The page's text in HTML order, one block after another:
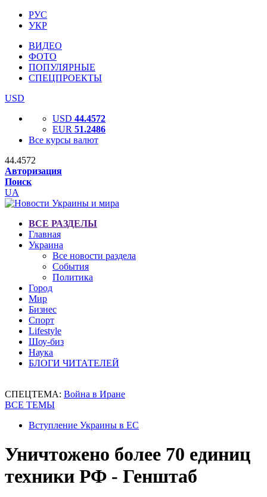
РУС
УКР
ВИДЕО
ФОТО
ПОПУЛЯРНЫЕ
СПЕЦПРОЕКТЫ
USD
USD 44.4572
EUR 51.2486
Все курсы валют
44.4572
Авторизация
Поиск
UA
ВСЕ РАЗДЕЛЫ
Главная
Украина
Все новости раздела
События
Политика
Город
Мир
Бизнес
Спорт
Lifestyle
Шоу-биз
Наука
БЛОГИ ЧИТАТЕЛЕЙ
СПЕЦТЕМА: Война в Иране
ВСЕ ТЕМЫ
Вступление Украины в ЕС
Уничтожено более 70 единиц
техники РФ - Генштаб